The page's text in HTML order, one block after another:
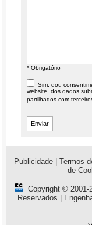
* Obrigatório
Sim, dou
website, dos dados
partilhados com
Publicidade Termos
de
Copyright © 2001-
Reservados |